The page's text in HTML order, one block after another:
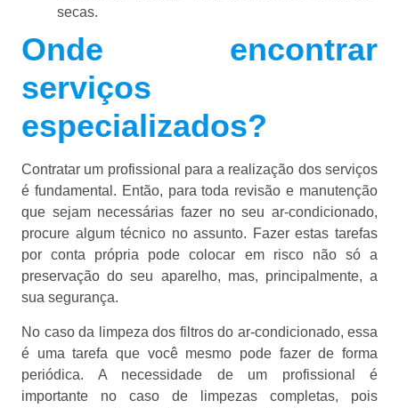
secas.
Onde encontrar
serviços
especializados?
Contratar um profissional para a realização dos serviços
é fundamental. Então, para toda revisão e manutenção
que sejam necessárias fazer no seu ar-condicionado,
procure algum técnico no assunto. Fazer estas tarefas
por conta própria pode colocar em risco não só a
preservação do seu aparelho, mas, principalmente, a
sua segurança.
No caso da limpeza dos filtros do ar-condicionado, essa
é uma tarefa que você mesmo pode fazer de forma
periódica. A necessidade de um profissional é
importante no caso de limpezas completas, pois